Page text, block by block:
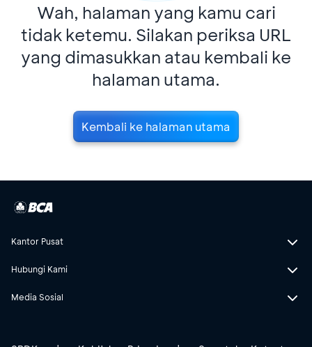
Wah, halaman yang kamu cari
tidak ketemu. Silakan periksa URL
yang dimasukkan atau kembali ke
halaman utama.
Kembali ke halaman utama
Kantor Pusat
Hubungi Kami
Media Sosial